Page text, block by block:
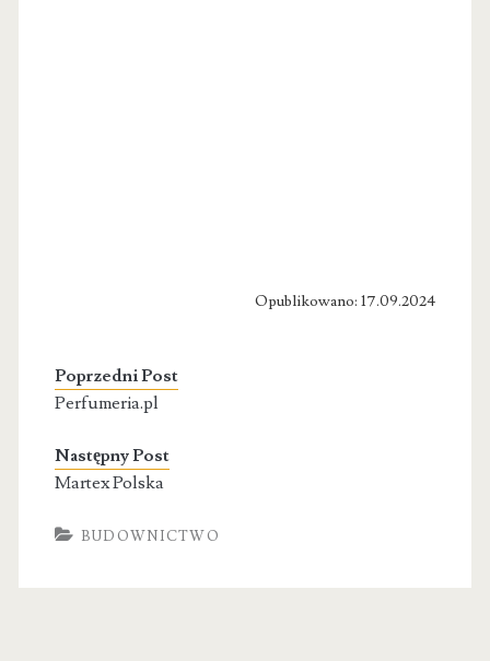
Opublikowano: 17.09.2024
Poprzedni Post
Perfumeria.pl
Następny Post
Martex Polska
BUDOWNICTWO